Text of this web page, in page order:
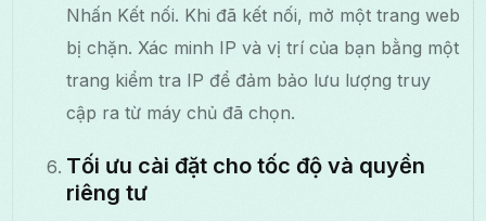
Nhấn Kết nối. Khi đã kết nối, mở một trang web
bị chặn. Xác minh IP và vị trí của bạn bằng một
trang kiểm tra IP để đảm bảo lưu lượng truy
cập ra từ máy chủ đã chọn.
Tối ưu cài đặt cho tốc độ và quyền
riêng tư